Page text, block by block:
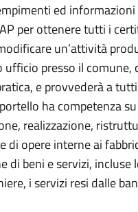
ed
per ottenere tutti i
un’attività
ufficio presso il comune,
e provvederà a
ha competenza
realizzazione,
di opere interne ai
beni e servizi, incluse
i servizi resi dalle